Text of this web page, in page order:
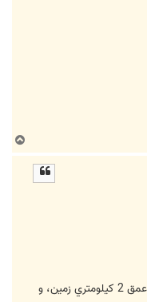
ا
به گزارش خبرگزاري فارس، پس از وقوع زمين لرزه اي به بزرگي 5.9 ريشتر در دامغان پس لرزه اي به بزرگي 3.2 ريشتر در ساعت 30 دقيقه بامداد امروز شنبه در اين منطقه و در عمق 2 كيلومتري زمين، و